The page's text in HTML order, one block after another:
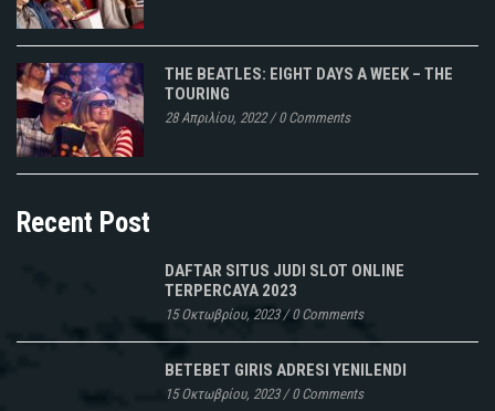
THE BEATLES: EIGHT DAYS A WEEK – THE
TOURING
28 Απριλίου, 2022/0 Comments
Recent Post
DAFTAR SITUS JUDI SLOT ONLINE
TERPERCAYA 2023
15 Οκτωβρίου, 2023/0 Comments
BETEBET GIRIS ADRESI YENILENDI
15 Οκτωβρίου, 2023/0 Comments